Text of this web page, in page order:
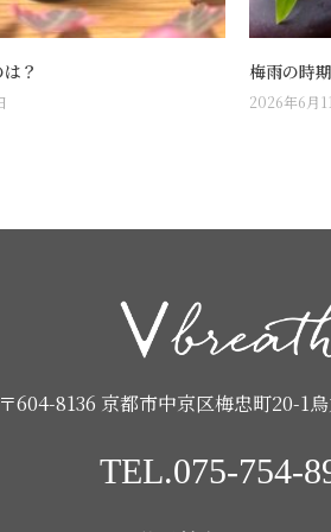
？ 梅雨の時
2026年6月
〒604-8136 京都市中京区梅忠町20-1
TEL.075-754-